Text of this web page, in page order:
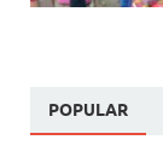
POPULAR